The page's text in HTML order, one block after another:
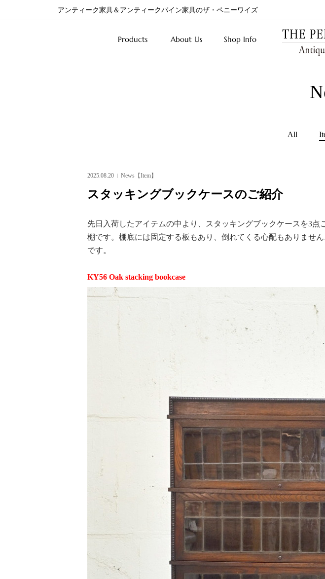
アンティーク家具＆アンティークパイン家具のザ・ペニーワイズ
Products About Us Shop Info
All
2025.08.20 News【Item】
スタッキングブックケースのご紹介
先日入荷したアイテムの中より、スタッキングブックケースを3
棚です。棚底には固定する板もあり、倒れてくる心配もありませ
です。
KY56 Oak stacking bookcase